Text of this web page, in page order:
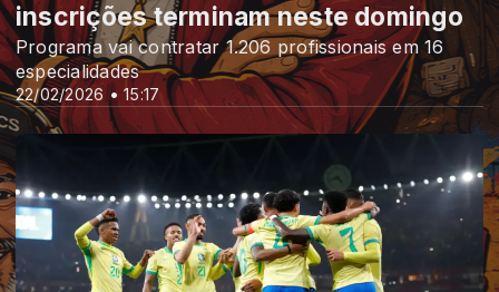
22/02/2026 • 15:17
inscrições terminam neste domingo
Programa vai contratar 1.206 profissionais em 16
especialidades